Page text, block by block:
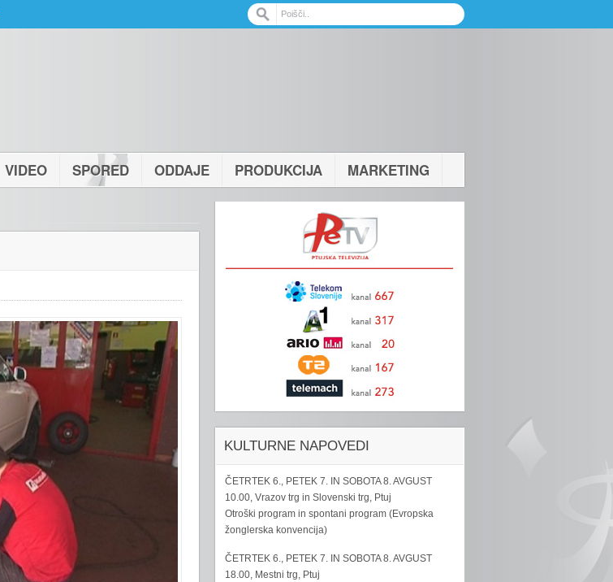
VIDEO SPORED ODDAJE PRODUKCIJA MARKETING
KULTURNE NAPOVEDI
ČETRTEK 6., PETEK 7. IN SOBOTA 8. AVGUST
10.00, Vrazov trg in Slovenski trg, Ptuj
Otroški program in spontani program (Evropska
žonglerska konvencija)
ČETRTEK 6., PETEK 7. IN SOBOTA 8. AVGUST
18.00, Mestni trg, Ptuj